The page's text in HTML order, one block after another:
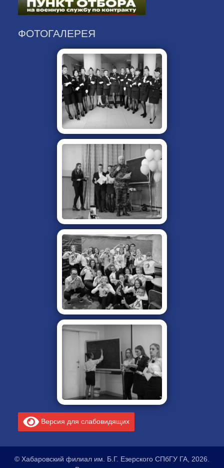
ФОТОГАЛЕРЕЯ
Версия для слабовидящих
© Хабаровский филиал им. Б.Г. Езерского СПбГУ ГА, 2026.